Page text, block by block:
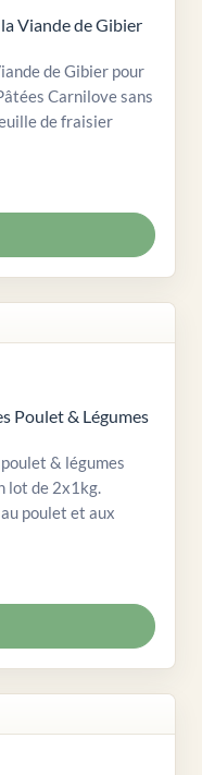
Viande de Gibier
de Gibier pour
Carnilove sans
de fraisier
Poulet & Légumes
& légumes
lot de 2x1kg.
poulet et aux